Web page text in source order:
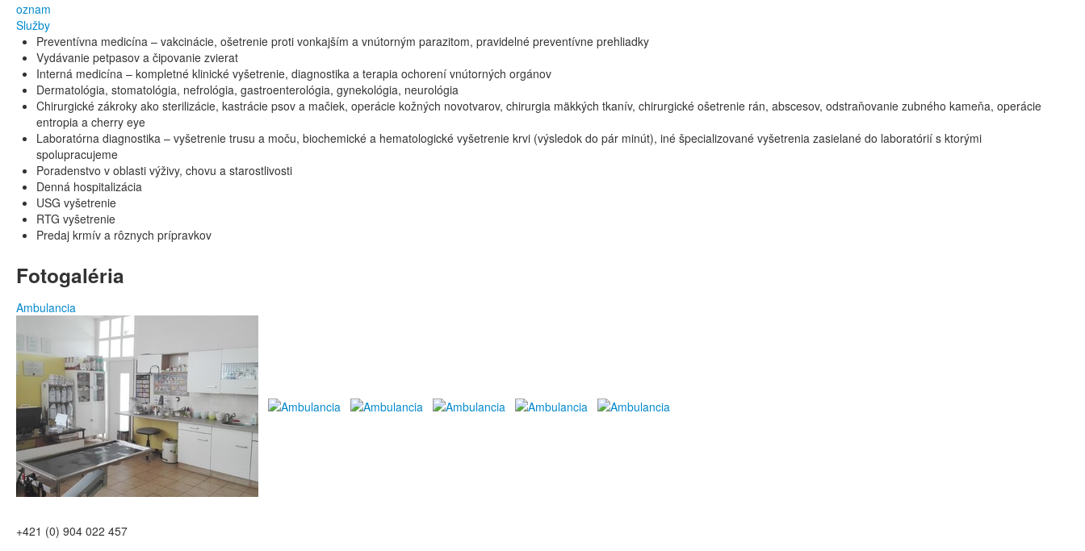
oznam
Služby
Preventívna medicína – vakcinácie, ošetrenie proti vonkajším a vnútorným parazitom, pravidelné preventívne prehliadky
Vydávanie petpasov a čipovanie zvierat
Interná medicína – kompletné klinické vyšetrenie, diagnostika a terapia ochorení vnútorných orgánov
Dermatológia, stomatológia, nefrológia, gastroenterológia, gynekológia, neurológia
Chirurgické zákroky ako sterilizácie, kastrácie psov a mačiek, operácie kožných novotvarov, chirurgia mäkkých tkanív, chirurgické ošetrenie rán, abscesov, odstraňovanie zubného kameňa, operácie
entropia a cherry eye
Laboratórna diagnostika – vyšetrenie trusu a moču, biochemické a hematologické vyšetrenie krvi (výsledok do pár minút), iné špecializované vyšetrenia zasielané do laboratórií s ktorými
spolupracujeme
Poradenstvo v oblasti výživy, chovu a starostlivosti
Denná hospitalizácia
USG vyšetrenie
RTG vyšetrenie
Predaj krmív a rôznych prípravkov
Fotogaléria
Ambulancia
+421 (0) 904 022 457